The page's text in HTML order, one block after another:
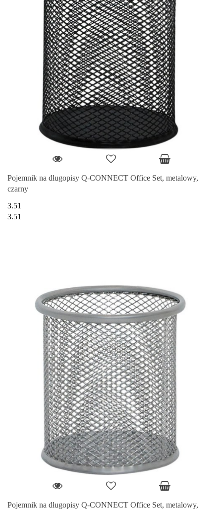
Pojemnik na długopisy Q-CONNECT Office Set, metalowy,
czarny
3.51
3.51
Pojemnik na długopisy Q-CONNECT Office Set, metalowy,